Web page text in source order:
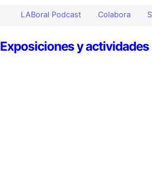
LABoral Podcast Colabora
Exposiciones y actividades